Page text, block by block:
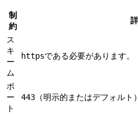
制
約
ス
キ
ー
ム
httpsである必要があります。
ポ
ー
ト
443 （明示的またはデフォルト